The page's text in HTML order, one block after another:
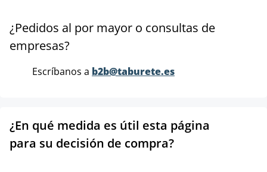
¿Pedidos al por mayor o consultas de
empresas?
Escríbanos a b2b@taburete.es
¿En qué medida es útil esta página
para su decisión de compra?